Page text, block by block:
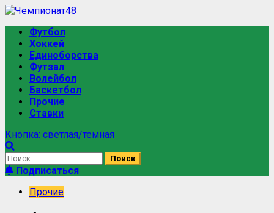
Футбол
Хоккей
Единоборства
Футзал
Волейбол
Баскетбол
Прочие
Ставки
Кнопка: светлая/темная
Подписаться
Прочие